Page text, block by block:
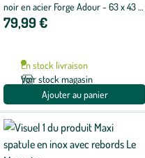
noir en acier Forge Adour - 63 x 43 x
8,5 cm
79,99 €
En stock livraison
Voir stock magasin
Ajouter au panier